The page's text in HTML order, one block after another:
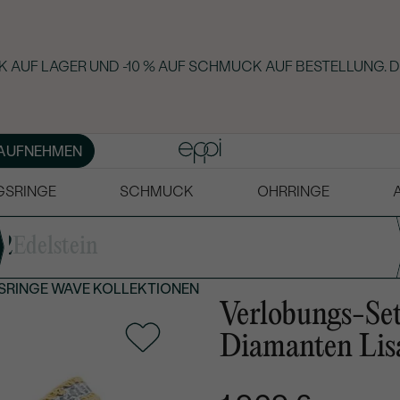
LAGER UND -10 % AUF SCHMUCK AUF BESTELLUNG.
SCHMUCK OHRRINGE
2
WAVE KOLLEKTIONEN
Verlobungs-
Diamanten